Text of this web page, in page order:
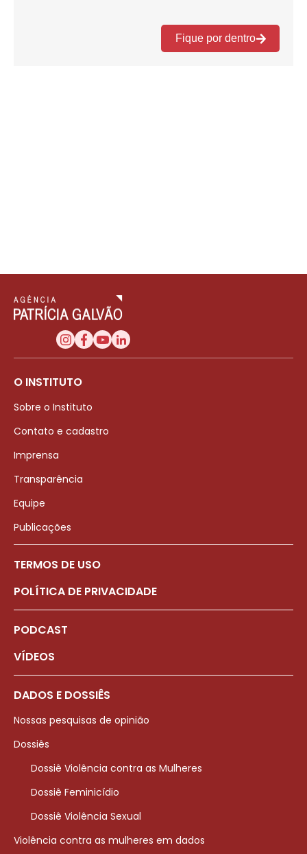
O INSTITUTO
Sobre o Instituto
Contato e cadastro
Imprensa
Transparência
Equipe
Publicações
TERMOS DE USO
POLÍTICA DE PRIVACIDADE
PODCAST
VÍDEOS
DADOS E DOSSIÊS
Nossas pesquisas de opinião
Dossiês
Dossiê Violência contra as Mulheres
Dossiê Feminicídio
Dossiê Violência Sexual
Violência contra as mulheres em dados